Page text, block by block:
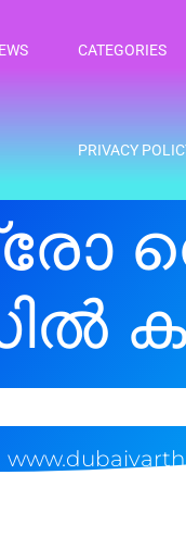
CATEGORIES
PRIVACY